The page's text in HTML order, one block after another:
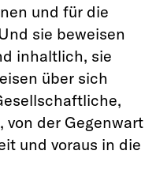
und für die
sie beweisen
inhaltlich, sie
über sich
von der Gegenwart
und voraus in die